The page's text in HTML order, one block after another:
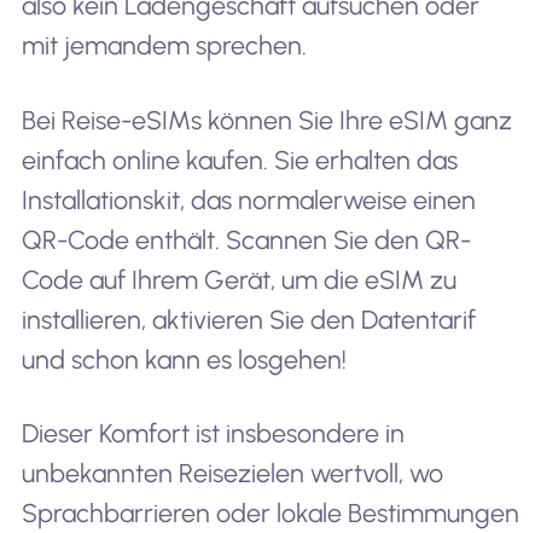
mit jemandem sprechen.
Bei Reise-eSIMs können Sie Ihre eSIM ganz
einfach online kaufen. Sie erhalten das
Installationskit, das normalerweise einen
QR-Code enthält. Scannen Sie den QR-
Code auf Ihrem Gerät, um die eSIM zu
installieren, aktivieren Sie den Datentarif
und schon kann es losgehen!
Dieser Komfort ist insbesondere in
unbekannten Reisezielen wertvoll, wo
Sprachbarrieren oder lokale Bestimmungen